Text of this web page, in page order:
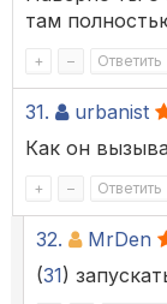
там
+ – Ответить
31. urbanist
Как он
+ – Ответить
32. MrDen
(31)